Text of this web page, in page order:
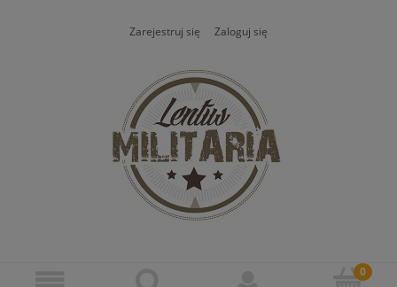
Zarejestruj się Zaloguj się